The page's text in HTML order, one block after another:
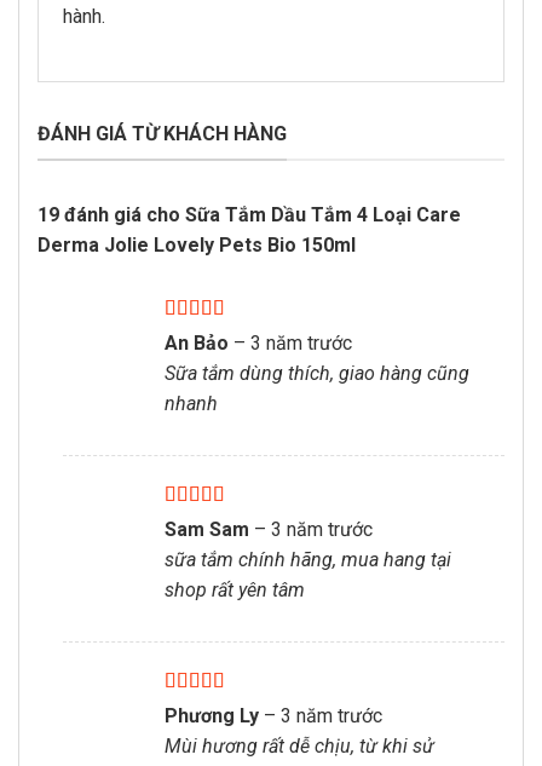
hành.
ĐÁNH GIÁ TỪ KHÁCH HÀNG
19 đánh giá cho Sữa Tắm Dầu Tắm 4 Loại Care
Derma Jolie Lovely Pets Bio 150ml
Được xếp
hạng55 sao
An Bảo – 3 năm trước
Sữa tắm dùng thích, giao hàng cũng
nhanh
Được xếp
hạng 55 sao
Sam Sam – 3 năm trước
sữa tắm chính hãng, mua hang tại
shop rất yên tâm
Được xếp
hạng55 sao
Phương Ly – 3 năm trước
Mùi hương rất dễ chịu, từ khi sử